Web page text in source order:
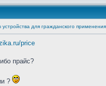
для гражданского применения.
price
прайс?
?